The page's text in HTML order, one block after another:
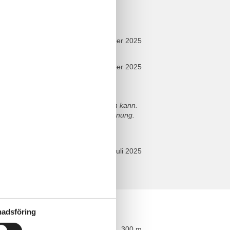
december 2025
oktober 2025
was man in der Stadt bekommen kann.
auch die Sauberkeit der Wohnung.
juli 2025